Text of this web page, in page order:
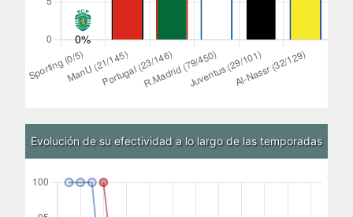
Evolución de su efectividad a lo largo de las temporadas